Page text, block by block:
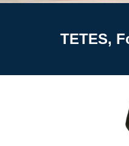
TETES,